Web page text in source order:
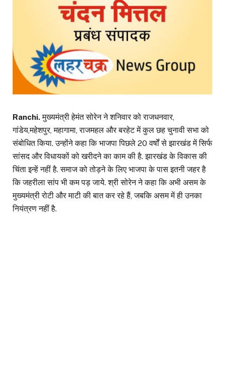
Ranchi.मुख्यमंत्री हेमंत सोरेन ने शनिवार को राजधनवार,
गांडेय,महेशपुर, महागामा, राजमहल और बरहेट में कुल छह चुनावी सभा को
संबोधित किया. उन्होंने कहा कि भाजपा पिछले 20 वर्षों से झारखंड में सिर्फ
सांसद और विधायकों को खरीदने का काम की है. झारखंड के विकास की
चिंता इन्हें नहीं है. समाज को तोड़ने के लिए भाजपा के पास इतनी जहर है
कि जहरीला सांप भी कम पड़ जाये. श्री सोरेन ने कहा कि अभी असम के
मुख्यमंत्री रोटी और माटी की बात कर रहे हैं, जबकि असम में ही उनका
नियंत्रण नहीं है.